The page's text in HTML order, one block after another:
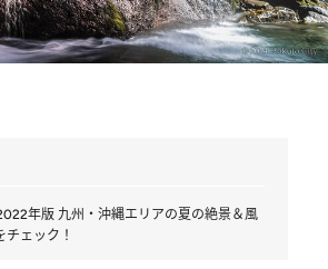
年版 九州・沖縄エリアの夏の絶景＆風
ェック！